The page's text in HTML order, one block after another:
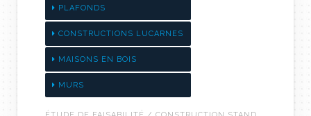
PLAFONDS
CONSTRUCTIONS LUCARNES
MAISONS EN BOIS
MURS